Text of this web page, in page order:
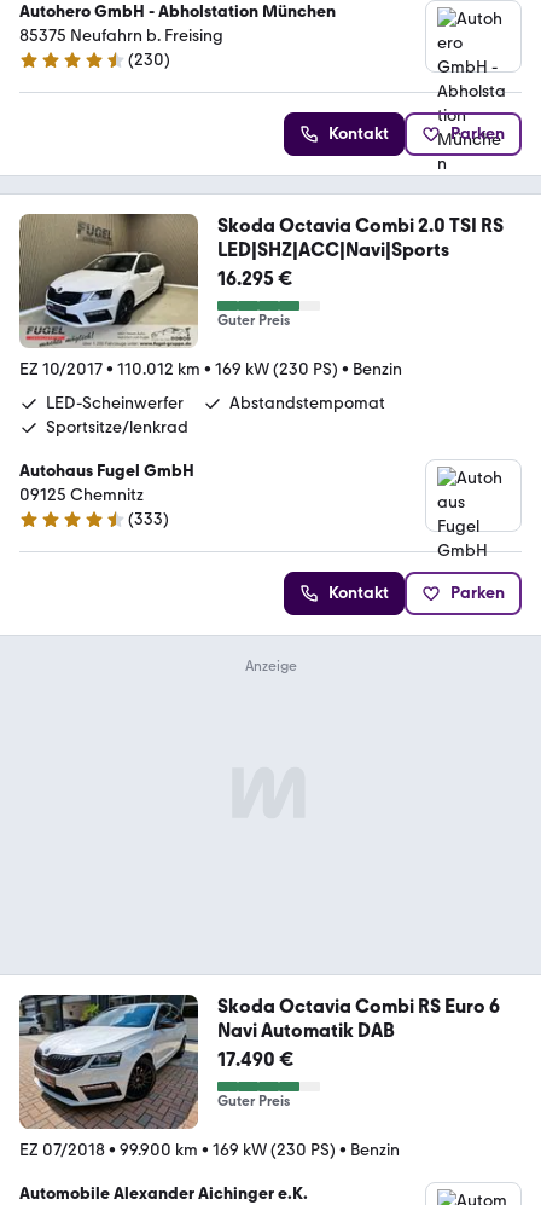
Autohero GmbH - Abholstation München
85375 Neufahrn b. Freising
4.4 Sterne
(230)
Kontakt Parken
Skoda Octavia Combi 2.0 TSI RS
LED|SHZ|ACC|Navi|Sports
16.295 €
Guter Preis
EZ 10/2017• 110.012 km • 169 kW (230 PS) • Benzin
LED-Scheinwerfer
Abstandstempomat
Sportsitze/lenkrad
Autohaus Fugel GmbH
09125 Chemnitz
4.3 Sterne
(333)
Kontakt Parken
Skoda Octavia Combi RS Euro 6
Navi Automatik DAB
17.490 €
Guter Preis
EZ 07/2018• 99.900 km • 169 kW (230 PS) • Benzin
Automobile Alexander Aichinger e.K.